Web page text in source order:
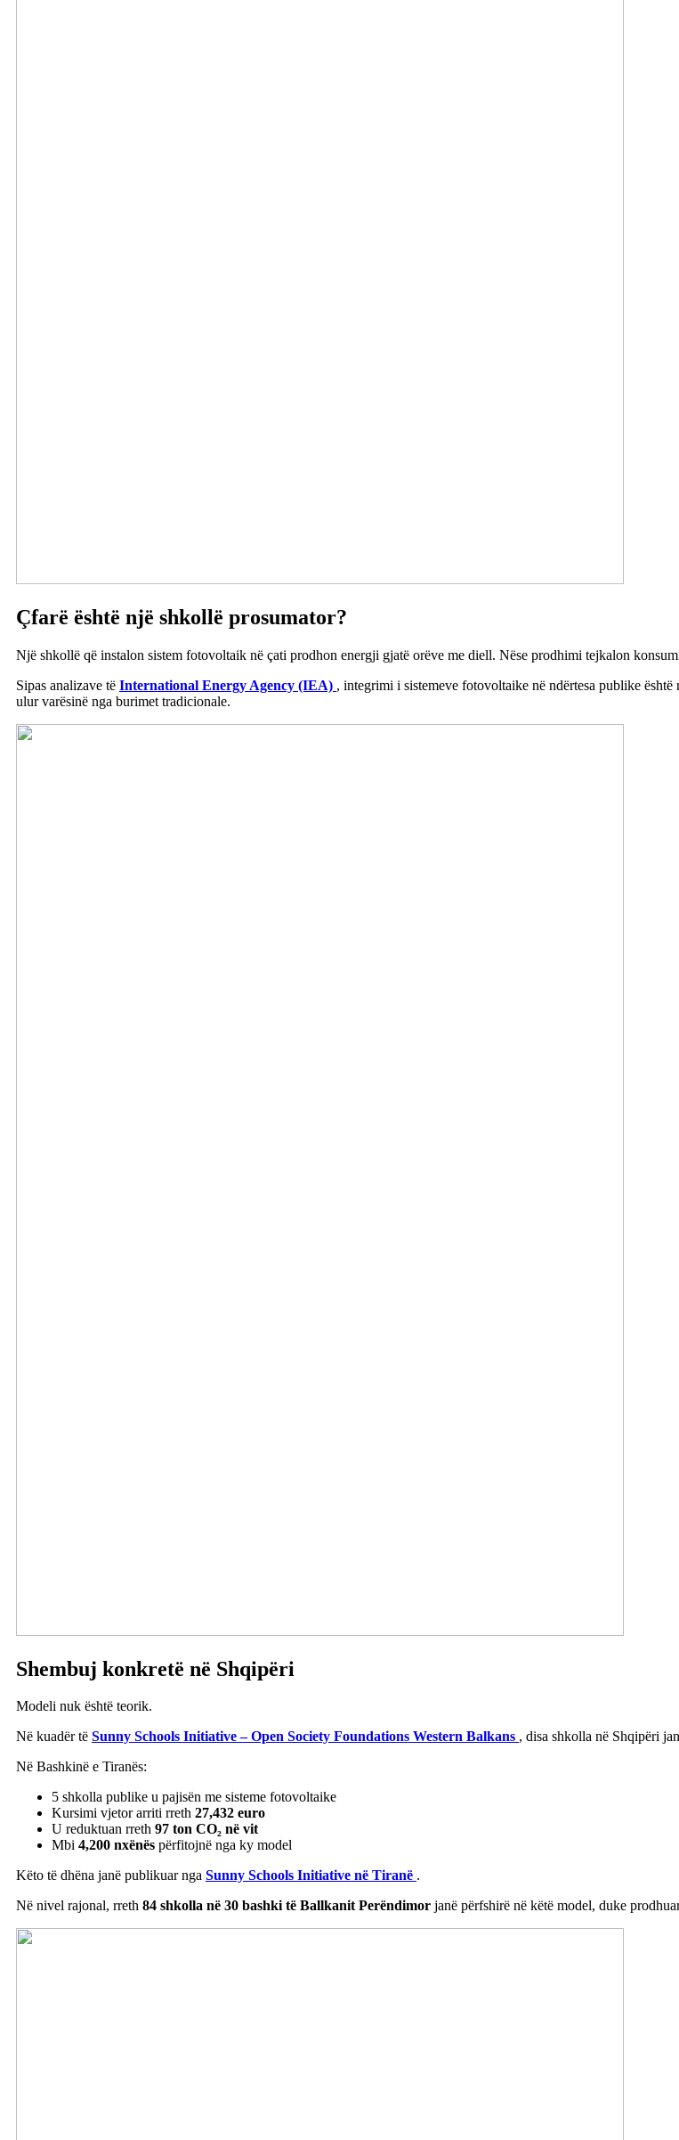
Çfarë është një shkollë prosumator?
Një shkollë që instalon sistem fotovoltaik në çati prodhon energji gjatë orëve me diell. Nëse prodhimi tejkalon
Sipas analizave të International Energy Agency (IEA) , integrimi i sistemeve fotovoltaike në ndërtesa publike
ulur varësinë nga burimet tradicionale.
Shembuj konkretë në Shqipëri
Modeli nuk është teorik.
Në kuadër të Sunny Schools Initiative – Open Society Foundations Western Balkans , disa shkolla në Shqipëri
Në Bashkinë e Tiranës:
5 shkolla publike u pajisën me sisteme fotovoltaike
Kursimi vjetor arriti rreth 27,432 euro
U reduktuan rreth 97 ton CO₂ në vit
Mbi 4,200 nxënës përfitojnë nga ky model
Këto të dhëna janë publikuar nga Sunny Schools Initiative në Tiranë .
Në nivel rajonal, rreth 84 shkolla në 30 bashki të Ballkanit Perëndimor janë përfshirë në këtë model, duke